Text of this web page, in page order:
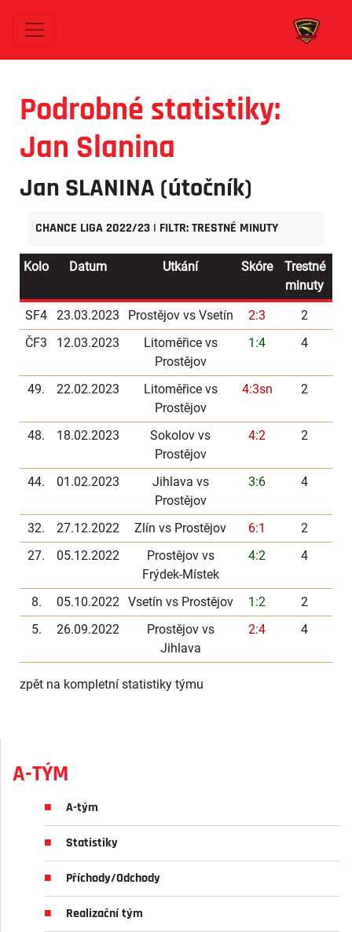
Podrobné statistiky:
Jan Slanina
Jan SLANINA (útočník)
CHANCE LIGA 2022/23 | FILTR: TRESTNÉ MINUTY
Kolo Datum Utkání Skóre
Trestné
minuty
SF4
23.03.2023 Prostějov vs Vsetín 2:3
2
ČF3
12.03.2023
Litoměřice vs
Prostějov
1:4 4
49. 22.02.2023
Litoměřice vs
Prostějov
4:3sn 2
48. 18.02.2023
Sokolov vs
Prostějov
4:2 2
44. 01.02.2023
Jihlava vs
Prostějov
3:6 4
32. 27.12.2022 Zlín vs Prostějov 6:1
2
27.
05.12.2022
Prostějov vs
Frýdek-Místek
4:2 4
8. 05.10.2022 Vsetín vs Prostějov 1:2
2
5.
26.09.2022
Prostějov vs
Jihlava
2:4 4
zpět na kompletní statistiky týmu
A-TÝM
A-tým
Statistiky
Příchody/Odchody
Realizační tým